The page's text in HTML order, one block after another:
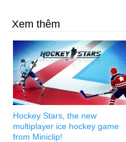
Xem thêm
Hockey Stars, the new
multiplayer ice hockey game
from Miniclip!